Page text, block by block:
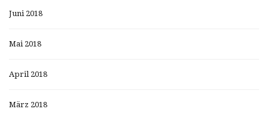
Juni 2018
Mai 2018
April 2018
März 2018